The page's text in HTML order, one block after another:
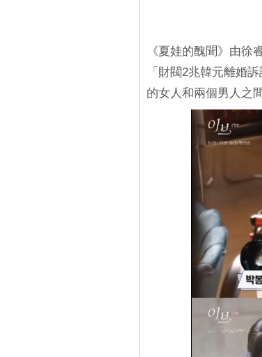
《夏娃的醜聞》由徐
「財閥2兆韓元離婚
的女人和兩個男人之